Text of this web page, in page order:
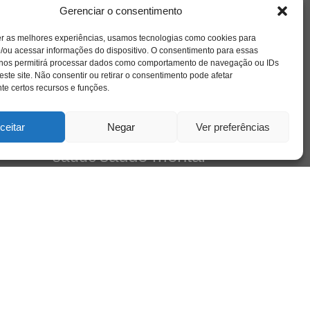
Gerenciar o consentimento
as melhores experiências, usamos tecnologias como cookies para
ou acessar informações do dispositivo. O consentimento para essas
permitirá processar dados como comportamento de navegação ou IDs
site. Não consentir ou retirar o consentimento pode afetar
certos recursos e funções.
Negar Ver preferências
e
amor ansiedade caos CAPS
crianca cuidado cultura depressao
educação entrevista escola família filme
freud infância insight jung liberdade livro
loucura luto maternidade
psicologia relato
saúdesaúde mental